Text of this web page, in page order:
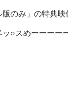
版のみ」の特典
ッ○スめーーーー